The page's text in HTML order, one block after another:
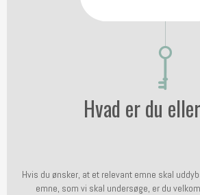
Hvad er du
Hvis du ønsker, at et relevant emne skal
emne, som vi skal undersøge, er du